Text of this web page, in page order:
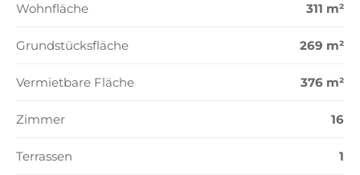
Wohnfläche 311 m²
Grundstücksfläche 269 m²
Vermietbare Fläche 376 m²
Zimmer 16
Terrassen 1